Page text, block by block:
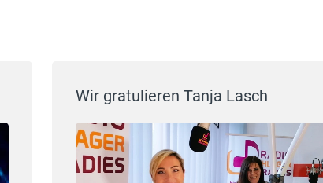
Wir gratulieren Tanja Lasch